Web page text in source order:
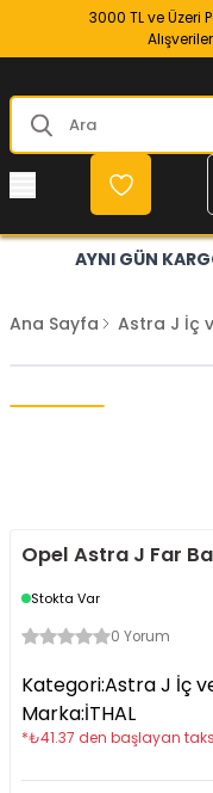
3000 TL ve Üzeri
AYNI GÜN
Ana Sayfa Astra J İç
Opel Astra J Far
Stokta Var
0 Yorum
Kategori:Astra J İç
Marka:İTHAL
*₺41.37 den başlayan